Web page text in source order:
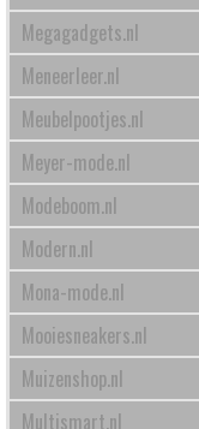
Megagadgets.nl
Meneerleer.nl
Meubelpootjes.nl
Meyer-mode.nl
Modeboom.nl
Modern.nl
Mona-mode.nl
Mooiesneakers.nl
Muizenshop.nl
Multismart.nl